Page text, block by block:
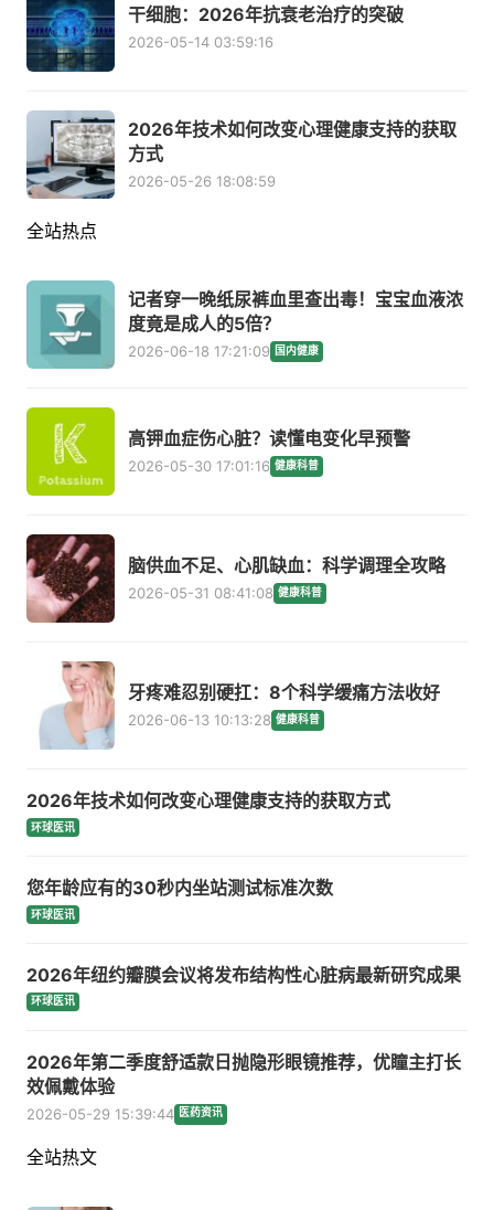
干细胞：2026年抗衰老治疗的突破
2026-05-14 03:59:16
2026年技术如何改变心理健康支持的获取
方式
2026-05-26 18:08:59
全站热点
记者穿一晚纸尿裤血里查出毒！宝宝血液浓
度竟是成人的5倍？
2026-06-18 17:21:09 国内健康
高钾血症伤心脏？读懂电变化早预警
2026-05-30 17:01:16 健康科普
脑供血不足、心肌缺血：科学调理全攻略
2026-05-31 08:41:08 健康科普
牙疼难忍别硬扛：8个科学缓痛方法收好
2026-06-13 10:13:28 健康科普
2026年技术如何改变心理健康支持的获取方式
环球医讯
您年龄应有的30秒内坐站测试标准次数
环球医讯
2026年纽约瓣膜会议将发布结构性心脏病最新研究成果
环球医讯
2026年第二季度舒适款日抛隐形眼镜推荐，优瞳主打长
效佩戴体验
2026-05-29 15:39:44 医药资讯
全站热文